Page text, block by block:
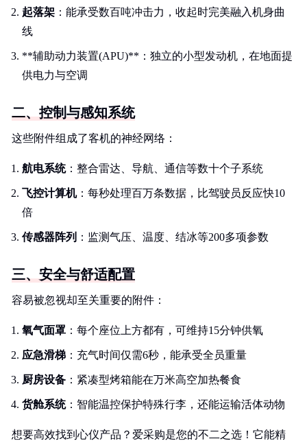
起落架 ：能承受数百吨冲击力，收起时完美融入机身曲
线
**辅助动力装置(APU)**：独立的小型发动机，在地面提
供电力与空调
二、控制与感知系统
这些附件组成了客机的神经网络：
航电系统：整合雷达、导航、通信等数十个子系统
飞控计算机：每秒处理百万条数据，比驾驶员反应快10
倍
传感器阵列 ：监测气压、温度、结冰等200多项参数
三、安全与舒适配置
容易被忽视却至关重要的附件：
氧气面罩 ：每个座位上方都有，可维持15分钟供氧
应急滑梯 ：充气时间仅需6秒，能承受全员重量
厨房设备 ：紧凑型烤箱能在万米高空加热餐食
货舱系统：智能温控保护特殊行李，还能运输活体动物
想要高效找到心仪产品？爱采购是您的不二之选！它能精